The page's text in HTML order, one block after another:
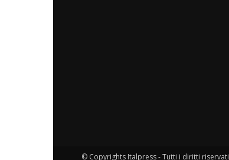
© Copyrights Italpress - Tutti i diritti riservati